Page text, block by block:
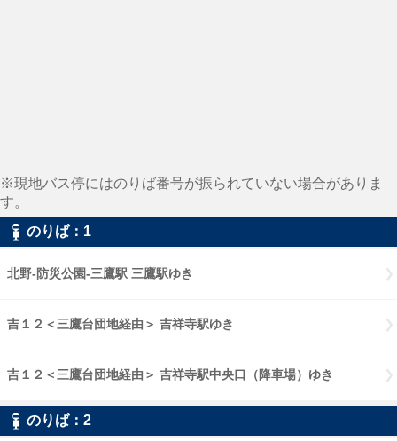
※現地バス停にはのりば番号が振られていない場合がありま
す。
のりば：1
北野-防災公園-三鷹駅 三鷹駅ゆき
吉１２＜三鷹台団地経由＞ 吉祥寺駅ゆき
吉１２＜三鷹台団地経由＞ 吉祥寺駅中央口（降車場）ゆき
のりば：2